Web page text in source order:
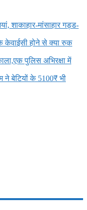
शाकाहार-मांसाहार गड्ड-
केवाईसी होने से क्या रुक
पुलिस अभिरक्षा में
ने बेटियों के 5100₹ भी